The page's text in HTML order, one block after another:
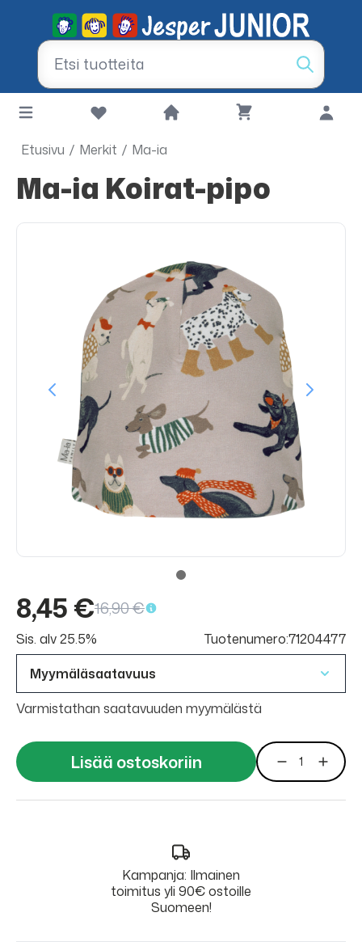
Etusivu / Merkit / Ma-ia
Ma-ia Koirat-pipo
8,45 €16,90 €
Sis. alv 25.5%
Tuotenumero:71204477
Myymäläsaatavuus
Varmistathan saatavuuden myymälästä
Lisää ostoskoriin
Kampanja: Ilmainen
toimitus yli 90€ ostoille
Suomeen!